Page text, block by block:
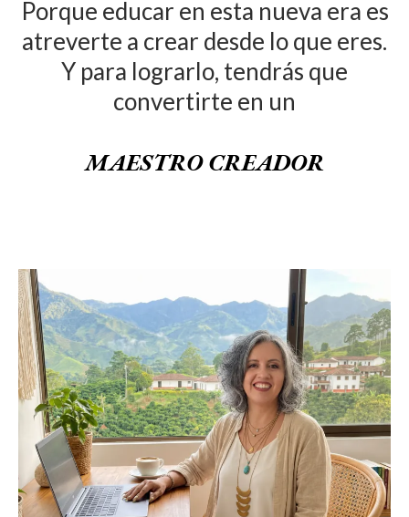
Porque educar en esta nueva era es
atreverte a crear desde lo que eres.
Y para lograrlo, tendrás que
convertirte en un
MAESTRO CREADOR